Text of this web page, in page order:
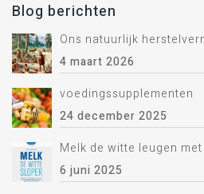
Blog berichten
4 maart 2026
voedingssupplementen
24 december 2025
Melk de witte leugen
6 juni 2025